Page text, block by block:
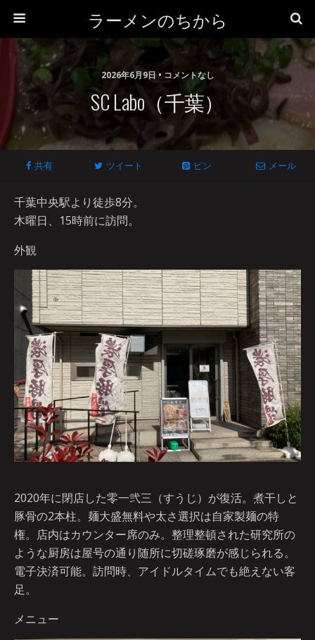
ラーメンのちから
2026年6月9日 • コメントなし
SC Labo（千葉）
共有 ツイート ピン メール
千葉中央駅より徒歩8分。
木曜日、15時前に訪問。
外観
2020年に閉店した零一弐三（すうじ）が復活。煮干しと
豚骨の2本柱。麺大盛無料や太さ選択は自家製麺の特
権。店内はカウンター席のみ。整理整頓された研究所の
ような厨房は屋号の通り随所に切磋琢磨が感じられる。
電子決済可能。訪問時、アイドルタイムでも絶えない客
足。
メニュー